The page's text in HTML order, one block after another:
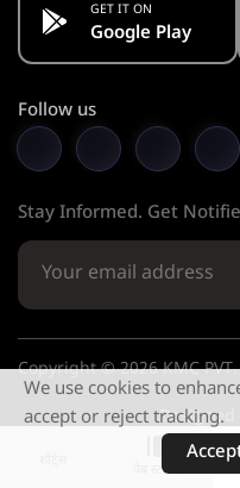
वेब स्टोरीज़
GET IT ON
Google Play
Follow us
Stay Informed. Get
Copyright © 2026 KMC
Designed
We use cookies to
accept or reject tracking.